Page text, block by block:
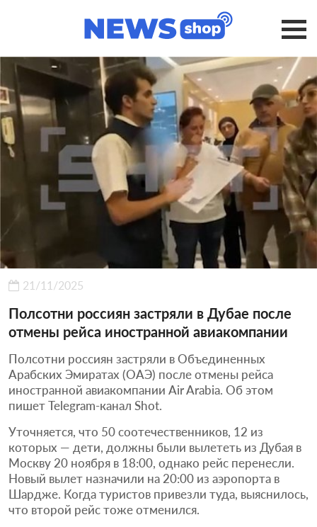
21/11/2025
Полсотни россиян застряли в Дубае после
отмены рейса иностранной авиакомпании
Полсотни россиян застряли в Объединенных
Арабских Эмиратах (ОАЭ) после отмены рейса
иностранной авиакомпании Air Arabia. Об этом
пишет Telegram-канал Shot.
Уточняется, что 50 соотечественников, 12 из
которых — дети, должны были вылететь из Дубая в
Москву 20 ноября в 18:00, однако рейс перенесли.
Новый вылет назначили на 20:00 из аэропорта в
Шардже. Когда туристов привезли туда, выяснилось,
что второй рейс тоже отменился.